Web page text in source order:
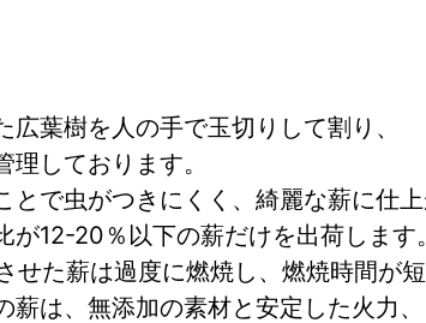
広葉樹を人の手で玉切りして割り、
人工管理しております
とで虫がつきにくく、綺麗な薪に仕上
が12-20％以下の薪だけを出荷します。
せた薪は過度に燃焼し、燃焼時間が
薪は、無添加の素材と安定した火力、